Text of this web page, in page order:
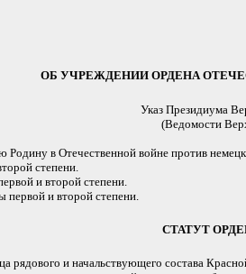
ОБ УЧРЕЖДЕНИИ ОРДЕНА
Указ Президиума
(Ведомости
в Отечественной войне против
степени.
и второй степени.
и второй степени.
СТАТУТ
рядового и начальствующего состава